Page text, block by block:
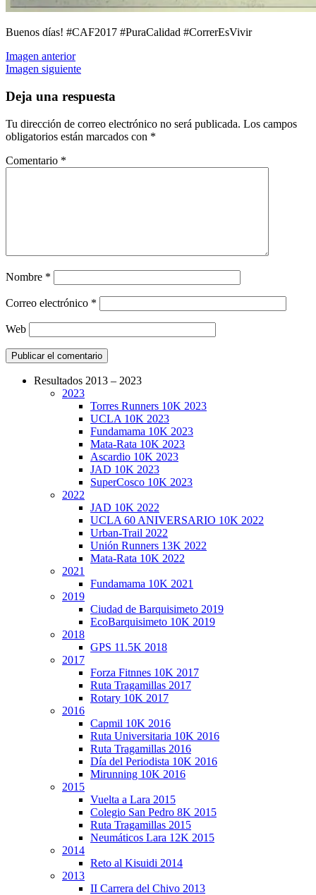
Buenos días! #CAF2017 #PuraCalidad #CorrerEsVivir
Imagen anterior
Imagen siguiente
Deja una respuesta
Tu dirección de correo electrónico no será publicada. Los campos
obligatorios están marcados con *
Comentario *
Nombre *
Correo electrónico *
Web
CarreraPro – Organización de eventos
deportivos
Resultados 2013 – 2023
2023
Torres Runners 10K 2023
UCLA 10K 2023
Fundamama 10K 2023
Mata-Rata 10K 2023
Ascardio 10K 2023
JAD 10K 2023
SuperCosco 10K 2023
2022
JAD 10K 2022
UCLA 60 ANIVERSARIO 10K 2022
Urban-Trail 2022
Unión Runners 13K 2022
Mata-Rata 10K 2022
2021
Fundamama 10K 2021
2019
Ciudad de Barquisimeto 2019
EcoBarquisimeto 10K 2019
2018
GPS 11.5K 2018
2017
Forza Fitnnes 10K 2017
Ruta Tragamillas 2017
Rotary 10K 2017
2016
Capmil 10K 2016
Ruta Universitaria 10K 2016
Ruta Tragamillas 2016
Día del Periodista 10K 2016
Mirunning 10K 2016
2015
Vuelta a Lara 2015
Colegio San Pedro 8K 2015
Ruta Tragamillas 2015
Neumáticos Lara 12K 2015
2014
Reto al Kisuidi 2014
2013
II Carrera del Chivo 2013